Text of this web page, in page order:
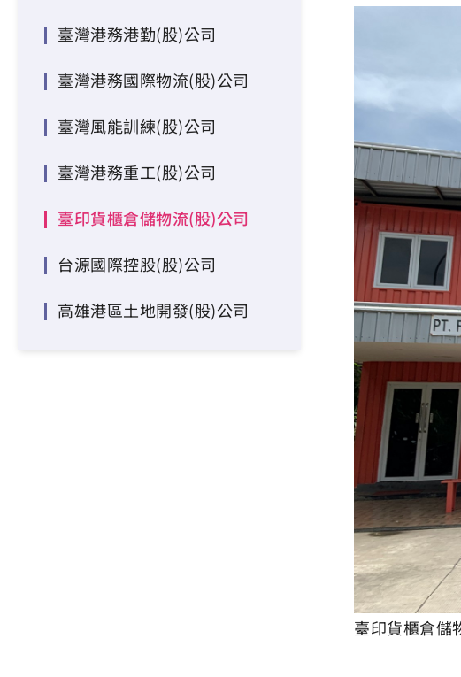
臺灣港務港勤(股)公司
臺灣港務國際物流(股)公司
臺灣風能訓練(股)公司
臺灣港務重工(股)公司
臺印貨櫃倉儲物流(股)公司
台源國際控股(股)公司
高雄港區土地開發(股)公司
臺印貨櫃倉儲